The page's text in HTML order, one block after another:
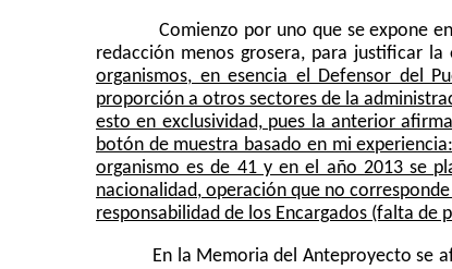
Comienzo por uno que se expone
redacción menos grosera, para justificar la
organismos, en esencia el Defensor del
proporción a otros sectores de la
esto en exclusividad, pues la anterior
botón de muestra basado en mi
organismo es de 41 y en el año 2013 se
nacionalidad, operación que no
responsabilidad de los Encargados (falta de
En la Memoria del Anteproyecto se